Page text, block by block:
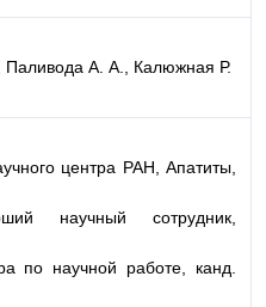
А. А., Калюжная Р.
центра РАН, Апатиты,
научный сотрудник,
по научной работе, канд.